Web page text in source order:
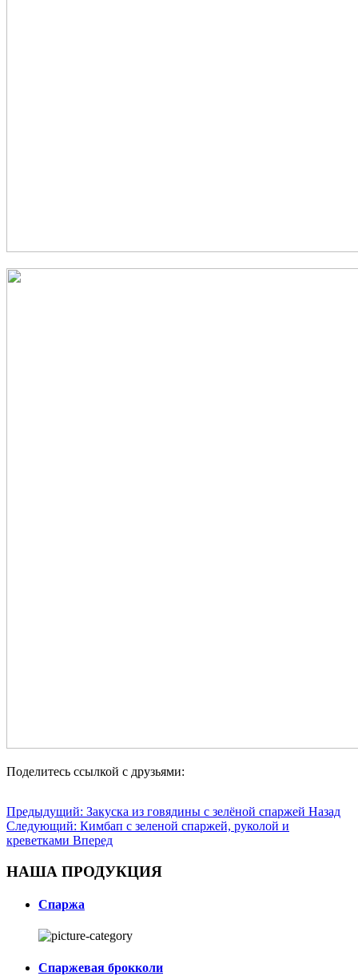
Поделитесь ссылкой с друзьями:
Предыдущий: Закуска из говядины с зелёной спаржей Назад
Следующий: Кимбап с зеленой спаржей, руколой и
креветками Вперед
НАША ПРОДУКЦИЯ
Спаржа
Спаржевая брокколи